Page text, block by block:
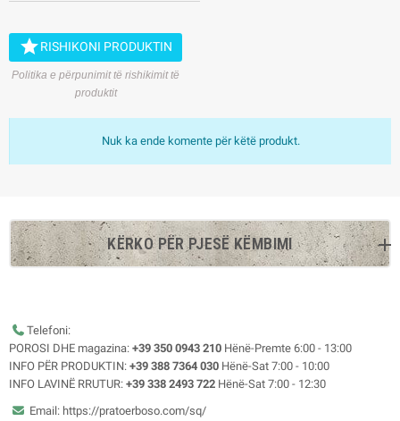
RISHIKONI PRODUKTIN
Politika e përpunimit të rishikimit të
produktit
Nuk ka ende komente për këtë produkt.
KËRKO PËR PJESË KËMBIMI
Telefoni:
POROSI DHE magazina: +39 350 0943 210 Hënë-Premte 6:00 - 13:00
INFO PËR PRODUKTIN: +39 388 7364 030 Hënë-Sat 7:00 - 10:00
INFO LAVINË RRUTUR: +39 338 2493 722 Hënë-Sat 7:00 - 12:30
Email: https://pratoerboso.com/sq/